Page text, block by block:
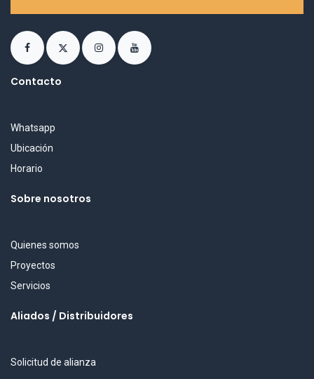
Contacto
Whatsapp
Ubicación
Horario
Sobre nosotros
Quienes somos
Proyectos
Servicios
Aliados / Distribuidores
Solicitud de alianza